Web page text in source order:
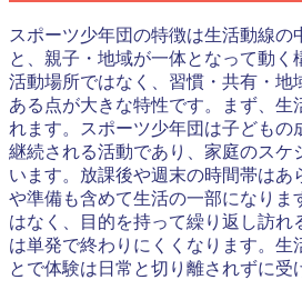
スポーツ少年団の特徴は生活動線の
と、親子・地域が一体となって動く
活動場所ではなく、習慣・共有・地
ある点が大きな特性です。まず、生
れます。スポーツ少年団は子どもの
継続される活動であり、家庭のスケ
います。放課後や週末の時間帯はあ
や準備も含めて生活の一部になりま
はなく、目的を持って繰り返し訪れ
は単発で終わりにくくなります。生
とで体験は日常と切り離されずに受